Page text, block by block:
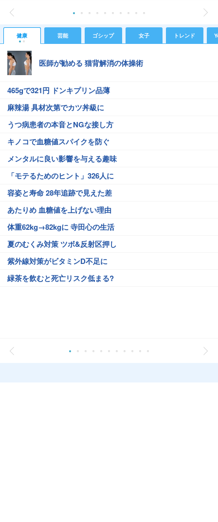
健康 芸能 ゴシップ 女子 トレンド
医師が勧める 猫背解消の体操術
465gで321円 ドンキプリン品薄
麻辣湯 具材次第でカツ丼級に
うつ病患者の本音とNGな接し方
キノコで血糖値スパイクを防ぐ
メンタルに良い影響を与える趣味
「モテるためのヒント」326人に
容姿と寿命 28年追跡で見えた差
あたりめ 血糖値を上げない理由
体重62kg→82kgに 寺田心の生活
夏のむくみ対策 ツボ&反射区押し
紫外線対策がビタミンD不足に
緑茶を飲むと死亡リスク低まる?